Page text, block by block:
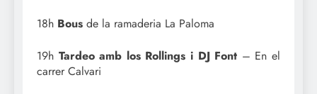
18h Bous de la ramaderia La Paloma
19h Tardeo amb los Rollings i DJ Font – En el
carrer Calvari